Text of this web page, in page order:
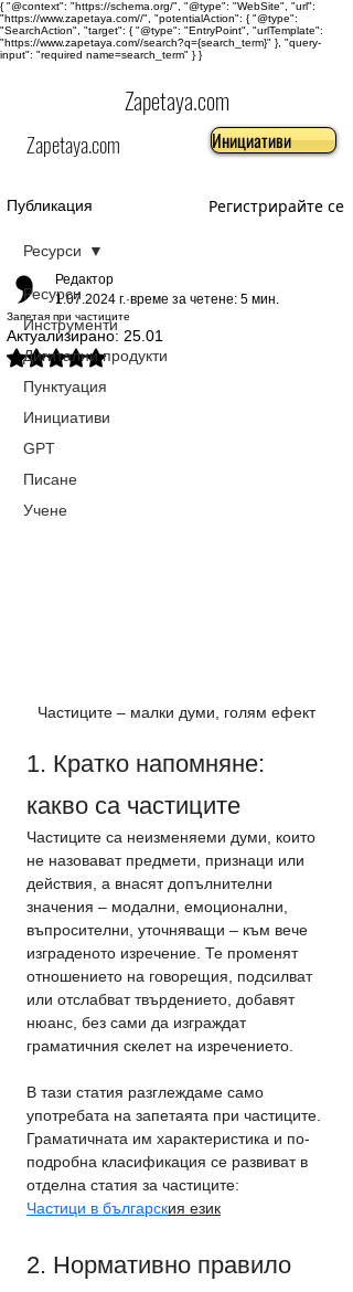
{ "@context": "https://schema.org/", "@type": "WebSite", "url":
"https://www.zapetaya.com//", "potentialAction": { "@type":
"SearchAction", "target": { "@type": "EntryPoint", "urlTemplate":
"https://www.zapetaya.com//search?q={search_term}" }, "query-
input": "required name=search_term" } }
Zapetaya.com
Zapetaya.com Инициативи
Публикация Регистрирайте се
Ресурси
Инструменти
Дигитални продукти
Пунктуация
Инициативи
GPT
Писане
Учене
Ресурси
Запетая при частиците
Редактор
1.07.2024 г. време за четене: 5 мин.
Актуализирано: 25.01
Оценено с NaN от 5 звезди.
Частиците – малки думи, голям ефект
1. Кратко напомняне:
какво са частиците
Частиците са неизменяеми думи, които
не назовават предмети, признаци или
действия, а внасят допълнителни
значения – модални, емоционални,
въпросителни, уточняващи – към вече
изграденото изречение. Те променят
отношението на говорещия, подсилват
или отслабват твърдението, добавят
нюанс, без сами да изграждат
граматичния скелет на изречението.
В тази статия разглеждаме само
употребата на запетаята при частиците.
Граматичната им характеристика и по-
подробна класификация се развиват в
отделна статия за частиците:
Частици в българския език
2. Нормативно правило